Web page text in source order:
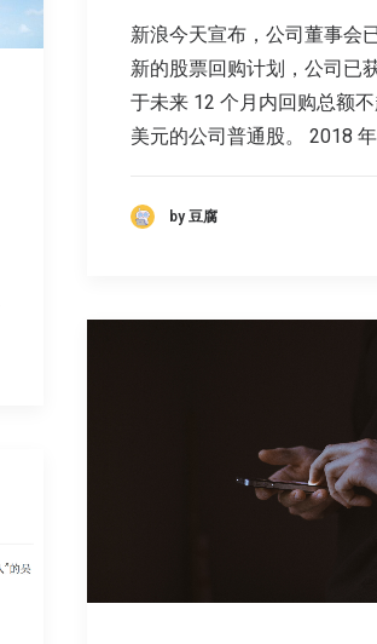
新浪今天宣布，公司董事会
新的股票回购计划，公司已
于未来 12 个月内回购总额
美元的公司普通股。 2018
by 豆腐